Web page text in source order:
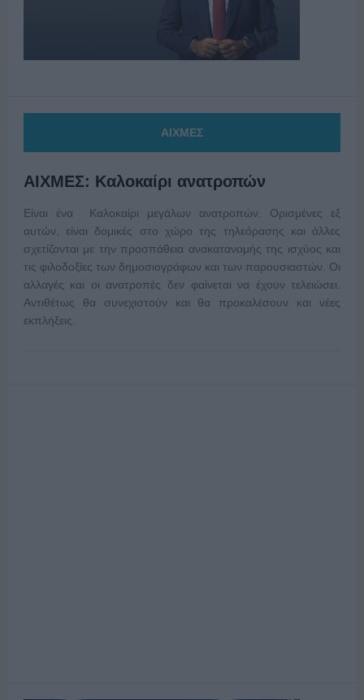
ΑΙΧΜΕΣ
ΑΙΧΜΕΣ: Καλοκαίρι ανατροπών
Είναι ένα Καλοκαίρι μεγάλων ανατροπών. Ορισμένες εξ
αυτών, είναι δομικές στο χώρο της τηλεόρασης και άλλες
σχετίζονται με την προσπάθεια ανακατανομής της ισχύος και
τις φιλοδοξίες των δημοσιογράφων και των παρουσιαστών. Οι
αλλαγές και οι ανατροπές δεν φαίνεται να έχουν τελειώσει.
Αντιθέτως θα συνεχιστούν και θα προκαλέσουν και νέες
εκπλήξεις.